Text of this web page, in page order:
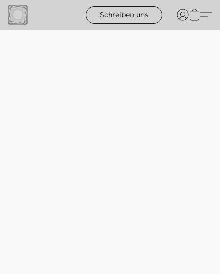
Schreiben uns